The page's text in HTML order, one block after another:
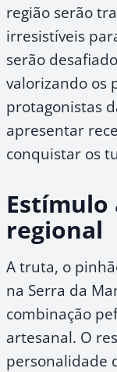
região serão
irresistíveis
serão
valorizando os
protagonistas
apresentar
conquistar os
regional
A truta, o
na Serra da
combinação
artesanal. O
personalidade